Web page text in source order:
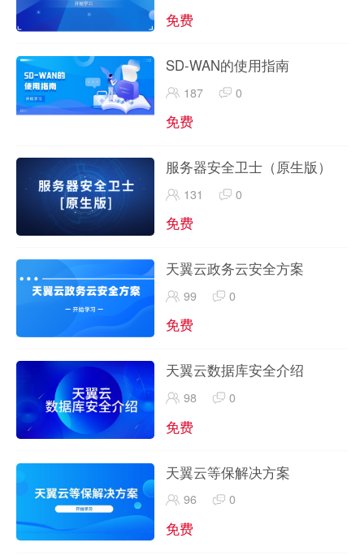
免费
SD-WAN的使用指南
187 0
免费
服务器安全卫士（原生版）
131 0
免费
天翼云政务云安全方案
99 0
免费
天翼云数据库安全介绍
98 0
免费
天翼云等保解决方案
96 0
免费